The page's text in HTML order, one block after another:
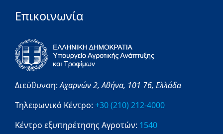
Επικοινωνία
Διεύθυνση:Αχαρνών 2,Αθήνα, 101 76, Ελλάδα
Τηλεφωνικό Κέντρο: +30 (210) 212-4000
Κέντρο εξυπηρέτησης Αγροτών: 1540